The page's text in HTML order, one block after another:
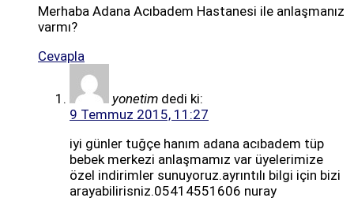
Merhaba Adana Acıbadem Hastanesi ile anlaşmanız
varmı?
Cevapla
yonetim dedi ki:
9 Temmuz 2015, 11:27
iyi günler tuğçe hanım adana acıbadem tüp
bebek merkezi anlaşmamız var üyelerimize
özel indirimler sunuyoruz.ayrıntılı bilgi için bizi
arayabilirisniz.05414551606 nuray